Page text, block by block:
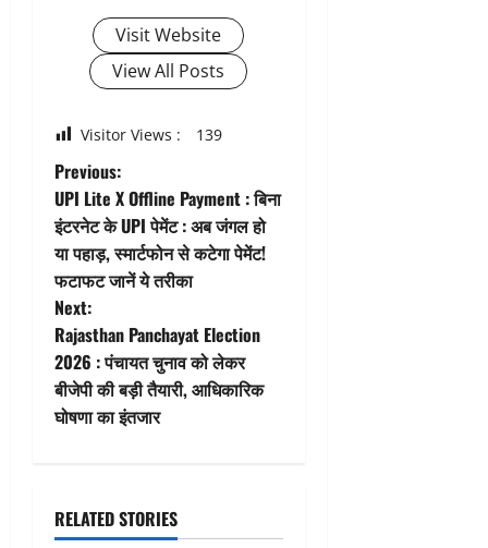
Visit Website
View All Posts
Visitor Views : 139
P
o
s
t
n
a
i
Previous:
UPI Lite X Offline Payment : बिना
इंटरनेट के UPI पेमेंट : अब जंगल हो
या पहाड़, स्मार्टफोन से कटेगा पेमेंट!
फटाफट जानें ये तरीका
Next:
Rajasthan Panchayat Election
2026 : पंचायत चुनाव को लेकर
बीजेपी की बड़ी तैयारी, आधिकारिक
घोषणा का इंतजार
RELATED STORIES